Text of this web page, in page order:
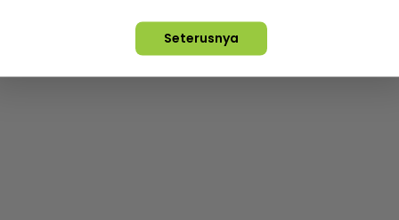
Terpelihara © 2026. Star Media Group Berhad [197101000523
Seterusnya